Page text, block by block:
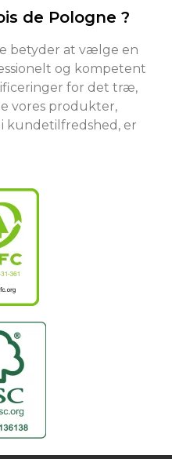
de Pologne ?
betyder at vælge en
og kompetent
for det træ,
vores produkter,
kundetilfredshed, er